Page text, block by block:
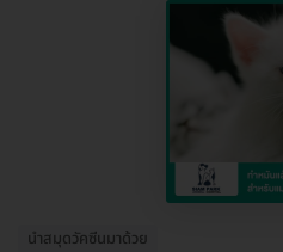
นำสมุดวัคซีนมาด้วย